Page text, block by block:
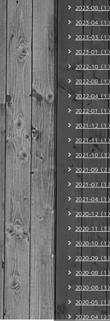
2023-08（1）
2023-04（1）
2023-03（1）
2023-01（1）
2022-10（1）
2022-08（1）
2022-04（1）
2022-01（1）
2021-12（1）
2021-11（1）
2021-10（3）
2021-09（2）
2021-07（1）
2021-04（1）
2020-12（1）
2020-11（3）
2020-10（1）
2020-09（5）
2020-08（1）
2020-06（3）
2020-05（1）
2020-04（2）